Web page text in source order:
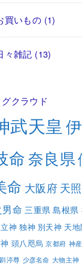
買いもの (1)
々雑記 (13)
クラウド
武天皇
命奈良県
命 大阪府天
命 三重県 島根県
神 独神 別天神 天
頭八咫烏 京都府 神
渟尊 少彦名命 大物主神